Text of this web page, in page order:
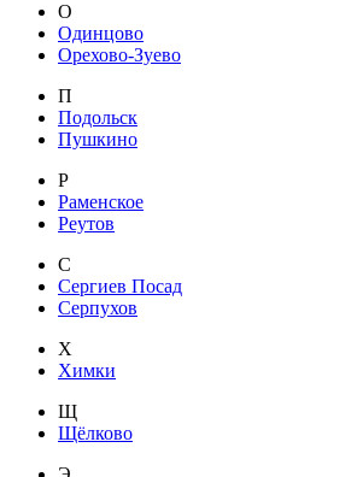
О
Одинцово
Орехово-Зуево
П
Подольск
Пушкино
Р
Раменское
Реутов
С
Сергиев Посад
Серпухов
Х
Химки
Щ
Щёлково